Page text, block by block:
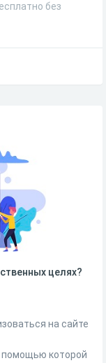
без
целях?
на сайте
помощью которой